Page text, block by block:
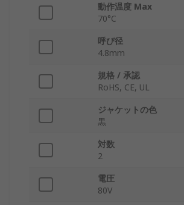
動作温度 Max
70°C
呼び径
4.8mm
規格 / 承認
RoHS, CE, UL
ジャケットの色
黒
対数
2
電圧
80V